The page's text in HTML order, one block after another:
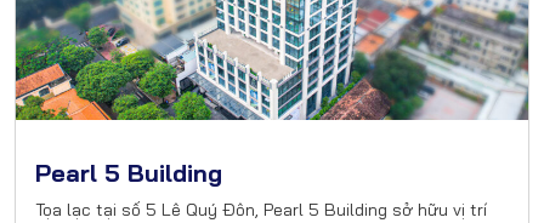
Pearl 5 Building
Tọa lạc tại số 5 Lê Quý Đôn, Pearl 5 Building sở hữu vị trí